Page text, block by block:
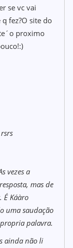
se vc vai
fez?O site do
proximo
vezes a
mas de
Káàro
uma saudação
palavra.
ainda não li